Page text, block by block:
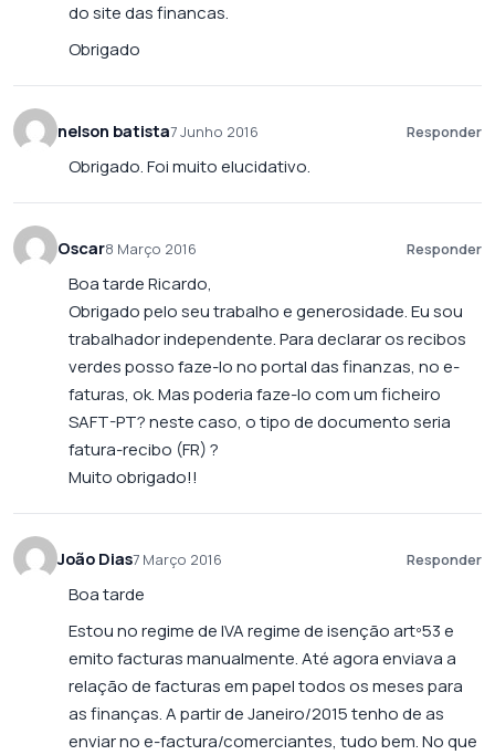
do site das financas.
Obrigado
nelson batista7 Junho 2016 Responder
Obrigado. Foi muito elucidativo.
Oscar8 Março 2016 Responder
Boa tarde Ricardo,
Obrigado pelo seu trabalho e generosidade. Eu sou
trabalhador independente. Para declarar os recibos
verdes posso faze-lo no portal das finanzas, no e-
faturas, ok. Mas poderia faze-lo com um ficheiro
SAFT-PT? neste caso, o tipo de documento seria
fatura-recibo (FR) ?
Muito obrigado!!
João Dias7 Março 2016 Responder
Boa tarde
Estou no regime de IVA regime de isenção artº53 e
emito facturas manualmente. Até agora enviava a
relação de facturas em papel todos os meses para
as finanças. A partir de Janeiro/2015 tenho de as
enviar no e-factura/comerciantes, tudo bem. No que